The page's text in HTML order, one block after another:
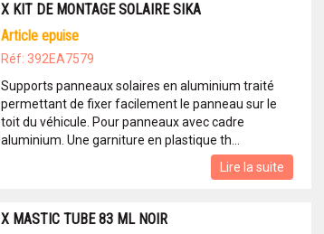
X KIT DE MONTAGE SOLAIRE SIKA
article epuise
Réf: 392EA7579
Supports panneaux solaires en aluminium traité
permettant de fixer facilement le panneau sur le
toit du véhicule. Pour panneaux avec cadre
aluminium. Une garniture en plastique th...
Lire la suite
X MASTIC TUBE 83 ML NOIR